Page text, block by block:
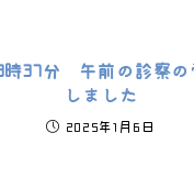
時37分 午前の診察の
しました
2025年1月6日